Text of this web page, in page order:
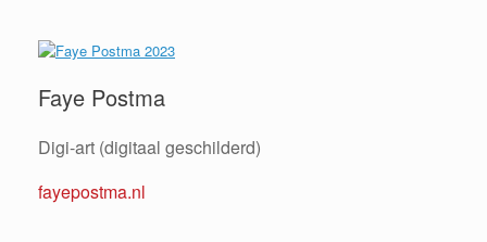
Faye Postma
Digi-art (digitaal geschilderd)
fayepostma.nl